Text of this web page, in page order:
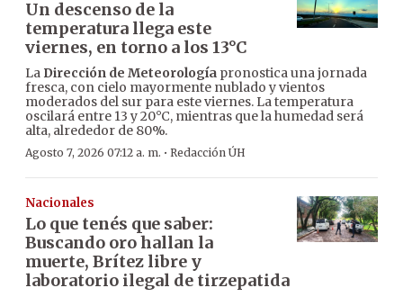
Un descenso de la
temperatura llega este
viernes, en torno a los 13°C
La Dirección de Meteorología pronostica una jornada
fresca, con cielo mayormente nublado y vientos
moderados del sur para este viernes. La temperatura
oscilará entre 13 y 20°C, mientras que la humedad será
alta, alrededor de 80%.
Agosto 7, 2026 07:12 a. m. · Redacción ÚH
Nacionales
Lo que tenés que saber:
Buscando oro hallan la
muerte, Brítez libre y
laboratorio ilegal de tirzepatida